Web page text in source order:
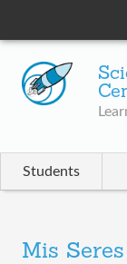
Students
Mis